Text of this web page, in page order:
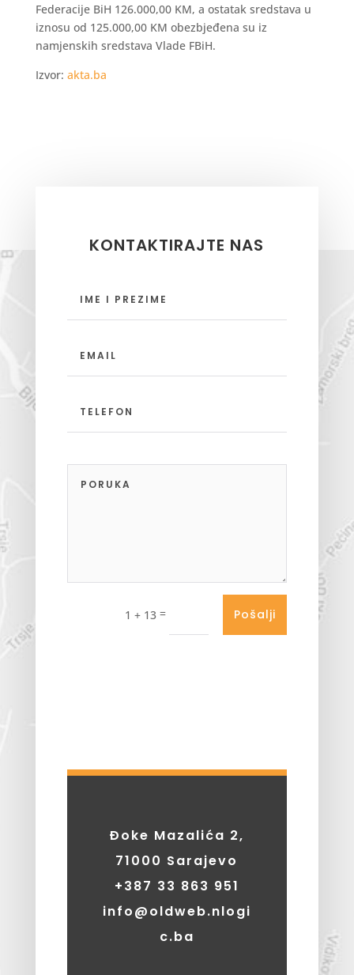
Federacije BiH 126.000,00 KM, a ostatak sredstava u
iznosu od 125.000,00 KM obezbjeđena su iz
namjenskih sredstava Vlade FBiH.
Izvor: akta.ba
KONTAKTIRAJTE NAS
1 + 13 = Pošalji
Đoke Mazalića 2,
71000 Sarajevo
+387 33 863 951
info@oldweb.nlogi
c.ba